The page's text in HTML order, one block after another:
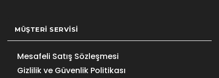
MÜŞTERI SERVISI
Mesafeli Satış Sözleşmesi
Gizlilik ve Güvenlik Politikası